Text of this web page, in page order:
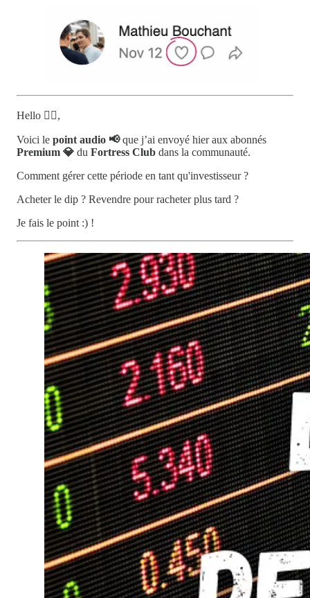
Hello 🙋‍♂️,
Voici le point audio 📢que j’ai envoyé hier aux abonnés
Premium 💎 du Fortress Club dans la communauté.
Comment gérer cette période en tant qu'investisseur ?
Acheter le dip ? Revendre pour racheter plus tard ?
Je fais le point :) !